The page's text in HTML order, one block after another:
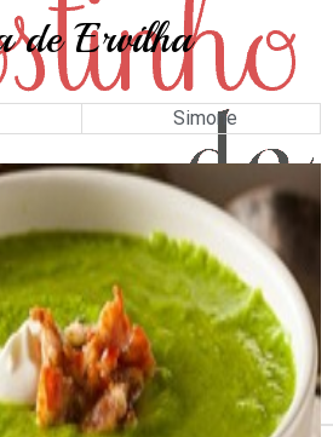
e vinhos
de Ervilha
Simone